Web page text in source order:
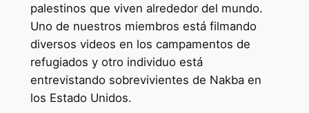
palestinos que viven alrededor del mundo.
Uno de nuestros miembros está filmando
diversos videos en los campamentos de
refugiados y otro individuo está
entrevistando sobrevivientes de Nakba en
los Estado Unidos.